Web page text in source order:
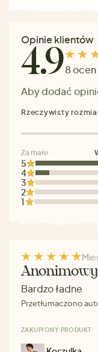
Opinie klientów
4.98 ocen
Aby dodać
5
4
3
2
1
Rzeczywisty
Za małe
Anonimowy
Bardzo ładne
Przetłumaczono
ZAKUPIONY PRODUKT